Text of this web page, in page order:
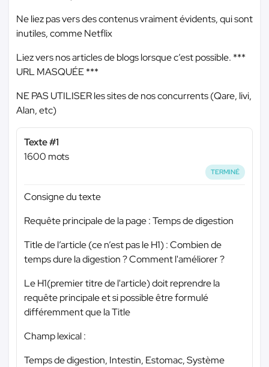
Ne liez pas vers des contenus vraiment évidents, qui sont
inutiles, comme Netflix
Liez vers nos articles de blogs lorsque c’est possible. ***
URL MASQUÉE ***
NE PAS UTILISER les sites de nos concurrents (Qare, livi,
Alan, etc)
Texte #1
1600 mots
TERMINÉ
Consigne du texte
Requête principale de la page : Temps de digestion
Title de l’article (ce n’est pas le H1) : Combien de
temps dure la digestion ? Comment l'améliorer ?
Le H1(premier titre de l'article) doit reprendre la
requête principale et si possible être formulé
différemment que la Title
Champ lexical :
Temps de digestion, Intestin, Estomac, Système